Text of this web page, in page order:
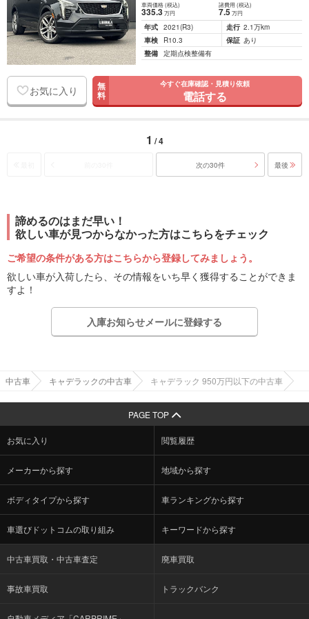
車両価格(税込)
335.3万円
諸費用 (税込)
7.5 万円
年式 2021(R3) 走行 2.1万km
車検
R10.3 保証 あり
整備 定期点検整備有
お気に入り 無
料
今すぐ在庫確認・見積り依頼
電話する
1 / 4
次の30件 最後
諦めるのはまだ早い！
欲しい車が見つからなかった方はこちらをチェック
ご希望の条件がある方はこちらから登録してみましょう。
欲しい車が入荷したら、その情報をいち早く獲得することができま
すよ！
入庫お知らせメールに登録する
中古車 キャデラックの中古車 キャデラック 950万円以下の中古車
PAGE TOP
お気に入り 閲覧履歴
メーカーから探す 地域から探す
ボディタイプから探す 車ランキングから探す
車選びドットコムの取り組み キーワードから探す
中古車買取・中古車査定 廃車買取
事故車買取 トラックバンク